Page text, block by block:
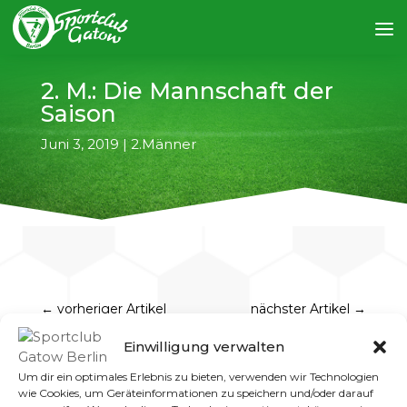
Einwilligung verwalten
Um dir ein optimales Erlebnis zu bieten, verwenden wir Technologien
wie Cookies, um Geräteinformationen zu speichern und/oder darauf
2. M.: Die Mannschaft der
Saison
Juni 3, 2019|2.Männer
← vorheriger Artikel nächster Artikel →
6:2-Sieg im letzten Spiel gegen Blau Weiß
Spandau I.
Gatows Mannschaft der Saison ist
zweifelsohne unsere 2. Männer. Als